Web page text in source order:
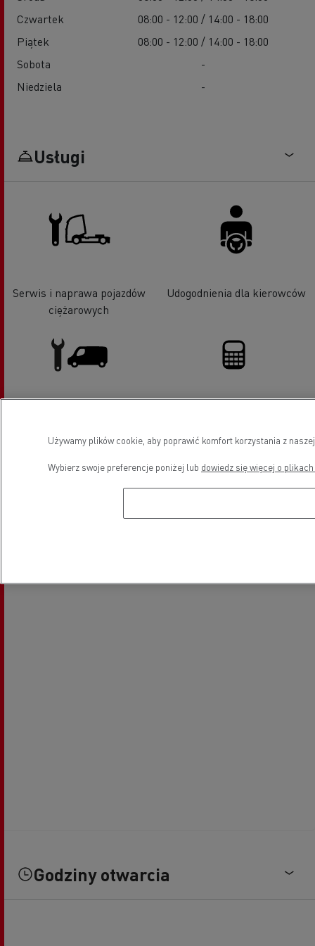
Czwartek
08:00 - 12:00 / 14:00 - 18:00
Piątek
08:00 - 12:00 / 14:00 - 18:00
Sobota
-
Niedziela
-
Usługi
Serwis i naprawa pojazdów
ciężarowych
Udogodnienia dla kierowców
Lokalizacja
Godziny otwarcia
Używamy plików cookie, aby poprawić komfort korzystania z
Wybierz swoje preferencje poniżej lub dowiedz się więcej o